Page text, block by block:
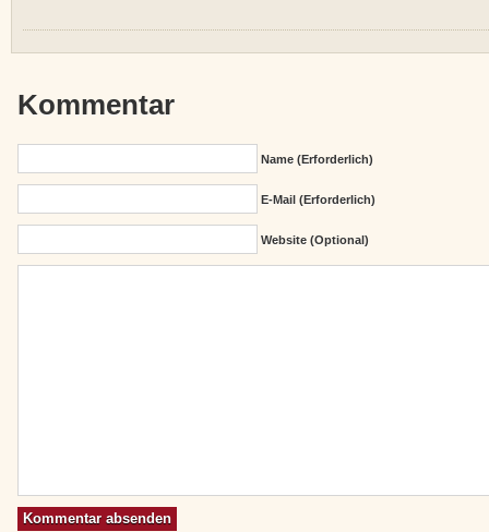
Kommentar
Name (erforderlich)
E-Mail (erforderlich)
Website (Optional)